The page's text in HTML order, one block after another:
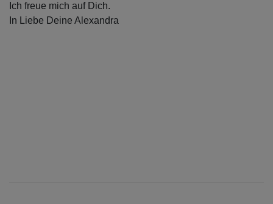
Ich freue mich auf Dich.
In Liebe Deine Alexandra